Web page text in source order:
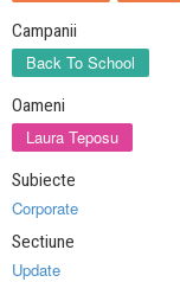
Campanii
Back To School
Oameni
Laura Teposu
Subiecte
Corporate
Sectiune
Update